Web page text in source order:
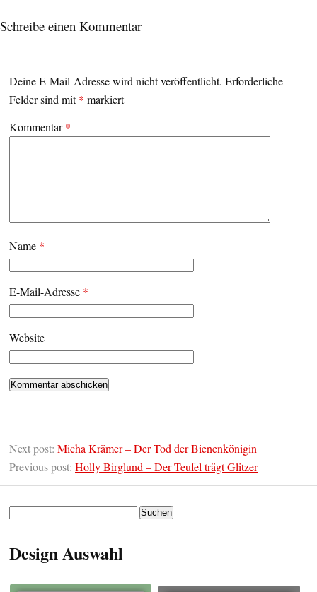
Schreibe einen Kommentar
Deine E-Mail-Adresse wird nicht veröffentlicht. Erforderliche
Felder sind mit* markiert
Kommentar*
Name *
E-Mail-Adresse *
Website
Next post: Micha Krämer – Der Tod der Bienenkönigin
Previous post: Holly Birglund – Der Teufel trägt Glitzer
Design Auswahl